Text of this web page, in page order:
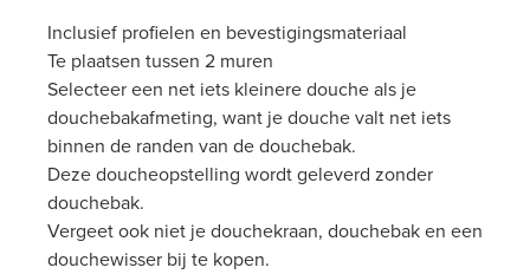
Inclusief profielen en bevestigingsmateriaal
Te plaatsen tussen 2 muren
Selecteer een net iets kleinere douche als je
douchebakafmeting, want je douche valt net iets
binnen de randen van de douchebak.
Deze doucheopstelling wordt geleverd zonder
douchebak.
Vergeet ook niet je douchekraan, douchebak en een
douchewisser bij te kopen.